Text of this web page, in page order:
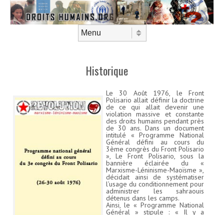
Historique
Le 30 Août 1976, le Front
Polisario allait définir la doctrine
de ce qui allait devenir une
violation massive et constante
des droits humains pendant près
de 30 ans. Dans un document
intitulé « Programme National
Général défini au cours du
3ème congrès du Front Polisario
», Le Front Polisario, sous la
bannière éclairée du «
Marxisme-Léninisme-Maoïsme »,
décidait ainsi de systématiser
l’usage du conditionnement pour
administrer les sahraouis
détenus dans les camps.
Ainsi, le « Programme National
Général » stipule : « Il y a